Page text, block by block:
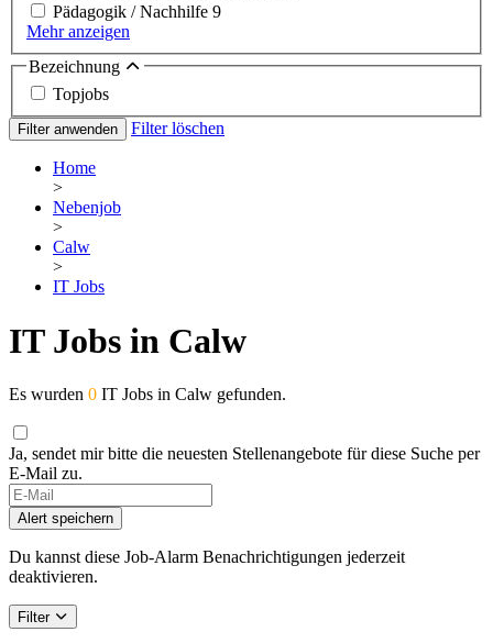
Pädagogik / Nachhilfe 9
Mehr anzeigen
Bezeichnung
Topjobs
Filter anwenden Filter löschen
Home
>
Nebenjob
>
Calw
>
IT Jobs
IT Jobs in Calw
Es wurden 0 IT Jobs in Calw gefunden.
Ja, sendet mir bitte die neuesten Stellenangebote für diese Suche per
E-Mail zu.
If
you
are
a
human,
this
field
Alert speichern
Du kannst diese Job-Alarm Benachrichtigungen jederzeit
deaktivieren.
Filter